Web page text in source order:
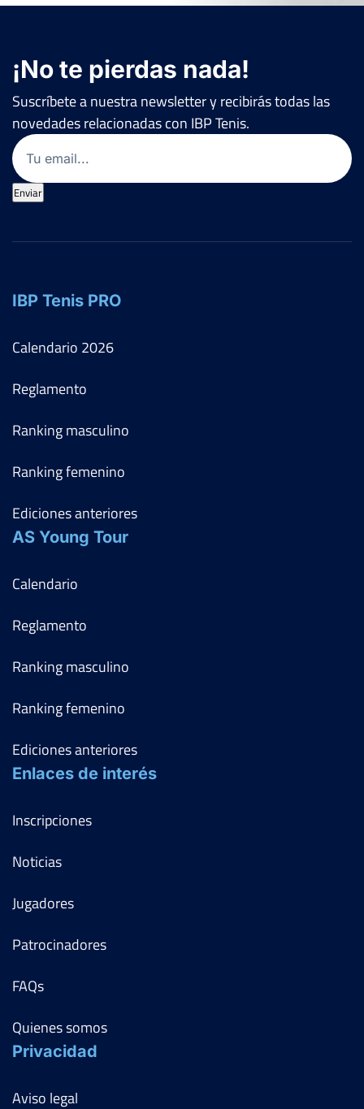
¡No te pierdas nada!
Suscríbete a nuestra newsletter y recibirás todas las
novedades relacionadas con IBP Tenis.
Email
Enviar
IBP Tenis PRO
Calendario 2026
Reglamento
Ranking masculino
Ranking femenino
Ediciones anteriores
AS Young Tour
Calendario
Reglamento
Ranking masculino
Ranking femenino
Ediciones anteriores
Enlaces de interés
Inscripciones
Noticias
Jugadores
Patrocinadores
FAQs
Quienes somos
Privacidad
Aviso legal